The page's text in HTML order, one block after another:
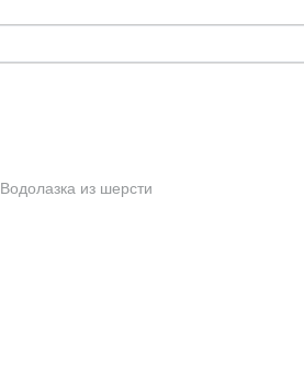
Водолазка из шерсти